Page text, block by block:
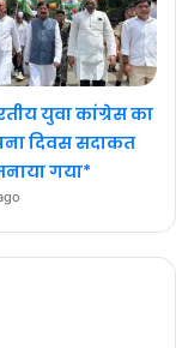
युवा कांग्रेस का
दिवस सदाकत
गया*